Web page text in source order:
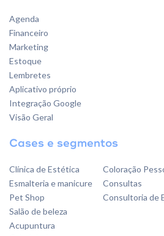
Agenda
Financeiro
Marketing
Estoque
Lembretes
Aplicativo próprio
Integração Google
Visão Geral
Cases e segmentos
Clínica de Estética
Esmalteria e manicure
Pet Shop
Salão de beleza
Acupuntura
Coloração
Consultas
Consultoria de